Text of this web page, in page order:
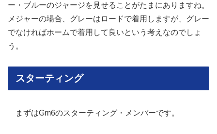
ー・ブルーのジャージを見せることがたまにありますね。
メジャーの場合、グレーはロードで着用しますが、グレー
でなければホームで着用して良いという考えなのでしょ
う。
スターティング
まずはGm6のスターティング・メンバーです。